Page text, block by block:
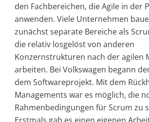
den Fachbereichen, die Agile in der
anwenden. Viele Unternehmen
zunächst separate Bereiche als
die relativ losgelöst von anderen
Konzernstrukturen nach der agilen
arbeiten. Bei Volkswagen begann
dem Softwareprojekt. Mit dem
Managements war es möglich, die
Rahmenbedingungen für Scrum zu